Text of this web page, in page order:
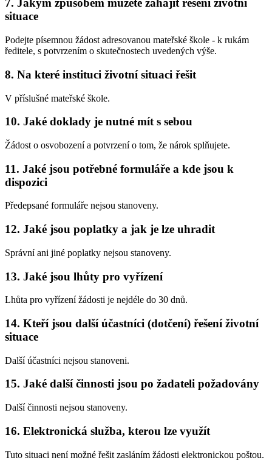
7. Jakým způsobem můžete zahájit řešení životní
situace
Podejte písemnou žádost adresovanou mateřské škole - k rukám
ředitele, s potvrzením o skutečnostech uvedených výše.
8. Na které instituci životní situaci řešit
V příslušné mateřské škole.
10. Jaké doklady je nutné mít s sebou
Žádost o osvobození a potvrzení o tom, že nárok splňujete.
11. Jaké jsou potřebné formuláře a kde jsou k
dispozici
Předepsané formuláře nejsou stanoveny.
12. Jaké jsou poplatky a jak je lze uhradit
Správní ani jiné poplatky nejsou stanoveny.
13. Jaké jsou lhůty pro vyřízení
Lhůta pro vyřízení žádosti je nejdéle do 30 dnů.
14. Kteří jsou další účastníci (dotčení) řešení životní
situace
Další účastníci nejsou stanoveni.
15. Jaké další činnosti jsou po žadateli požadovány
Další činnosti nejsou stanoveny.
16. Elektronická služba, kterou lze využít
Tuto situaci není možné řešit zasláním žádosti elektronickou poštou.